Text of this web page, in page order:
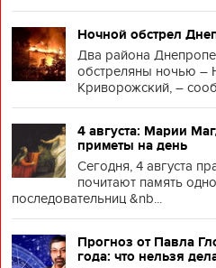
Ночной обстрел
Два района
обстреляны ночью –
Криворожский, –
4 августа: Марии
приметы на день
Сегодня, 4 августа
почитают память
последовательниц &nb...
Прогноз от Павла
года: что нельзя